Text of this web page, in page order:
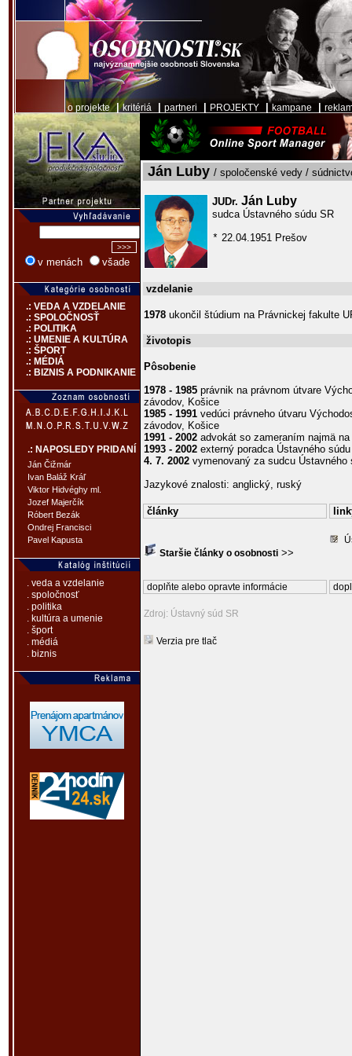
o projekte|kritériá partneri PROJEKTY kampane
v menách všade
.: VEDA A VZDELANIE
.: SPOLOČNOSŤ
.: POLITIKA
.: UMENIE A KULTÚRA
.: ŠPORT
.: MÉDIÁ
.: BIZNIS A PODNIKANIE
.: NAPOSLEDY PRIDANÍ
Ján Čižmár
Ivan Baláž Kráľ
Viktor Hidvéghy ml.
Jozef Majerčík
Róbert Bezák
Ondrej Francisci
Pavel Kapusta
. veda a vzdelanie
. spoločnosť
. politika
. kultúra a umenie
. šport
. médiá
. biznis
Ján Luby / spoločenské vedy /
JUDr. Ján Luby
sudca Ústavného súdu SR
* 22.04.1951 Prešov
vzdelanie
1978 ukončil štúdium na Právnickej fakulte
životopis
Pôsobenie
1978 - 1985 právnik na právnom útvare
závodov, Košice
1985 - 1991 vedúci právneho útvaru
závodov, Košice
1991 - 2002 advokát so zameraním najmä
1993 - 2002 externý poradca Ústavného
4. 7. 2002 vymenovaný za sudcu Ústavného
Jazykové znalosti: anglický, ruský
články
Staršie články o osobnosti >>
doplňte alebo opravte informácie
Zdroj: Ústavný súd SR
Verzia pre tlač